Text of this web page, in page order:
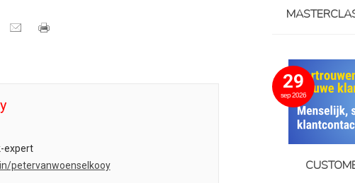
expert
petervanwoenselkooy
29
sep 2026